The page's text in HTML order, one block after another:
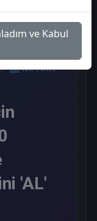
MPARK
'AL'
ve Kabul